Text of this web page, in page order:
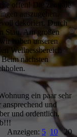
offen! Die zentrale
auszugehen.
dekoriert. Durch
Stau. Am großen
haben unseren
Wellnessbereich
nächsten
ein paar sehr
und
und ordentlich.
Anzeigen: 5 1020